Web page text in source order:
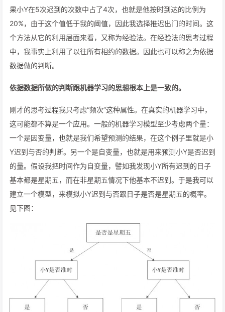
果小Y在5次迟到的次数中占了4次，也就是他按时到达的比例为
20%，由于这个值低于我的阈值，因此我选择推迟出门的时间。这
个方法从它的利用层面来看，又称为经验法。在经验法的思考过程
中，我事实上利用了以往所有相约的数据。因此也可以称之为依据
数据做的判断。
依据数据所做的判断跟机器学习的思想根本上是一致的。
刚才的思考过程我只考虑“频次”这种属性。在真实的机器学习中，
这可能都不算是一个应用。一般的机器学习模型至少考虑两个量：
一个是因变量，也就是我们希望预测的结果，在这个例子里就是小
Y迟到与否的判断。另一个是自变量，也就是用来预测小Y是否迟到
的量。假设我把时间作为自变量，譬如我发现小Y所有迟到的日子
基本都是星期五，而在非星期五情况下他基本不迟到。于是我可以
建立一个模型，来模拟小Y迟到与否跟日子是否是星期五的概率。
见下图：